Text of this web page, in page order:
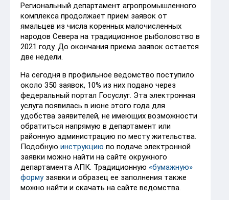
Региональный департамент агропромышленного
комплекса продолжает прием заявок от
ямальцев из числа коренных малочисленных
народов Севера на традиционное рыболовство в
2021 году. До окончания приема заявок остается
две недели.
На сегодня в профильное ведомство поступило
около 350 заявок, 10% из них подано через
федеральный портал Госуслуг. Эта электронная
услуга появилась в июне этого года для
удобства заявителей, не имеющих возможности
обратиться напрямую в департамент или
районную администрацию по месту жительства.
Подобную инструкцию по подаче электронной
заявки можно найти на сайте окружного
департамента АПК. Традиционную «бумажную»
формузаявки и образец ее заполнения также
можно найти и скачать на сайте ведомства.